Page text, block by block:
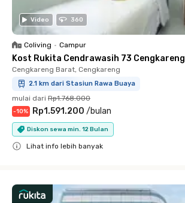
Video 360
Coliving • Campur
Kost Rukita Cendrawasih 73 Cengkareng
Cengkareng Barat, Cengkareng
2.1 km dari Stasiun Rawa Buaya
mulai dari Rp1.768.000
-10% Rp1.591.200 /bulan
Diskon sewa min. 12 Bulan
Lihat info lebih banyak